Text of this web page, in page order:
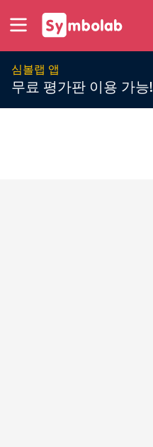
심볼랩 앱
무료 평가판 이용 가능!